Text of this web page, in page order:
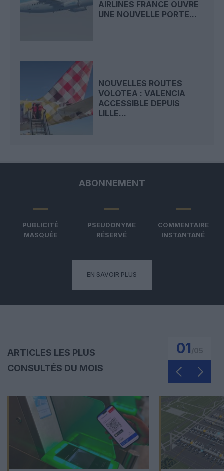
AIRLINES FRANCE OUVRE
UNE NOUVELLE PORTE...
NOUVELLES ROUTES
VOLOTEA : VALENCIA
ACCESSIBLE DEPUIS
LILLE...
ABONNEMENT
PUBLICITÉ
MASQUÉE
PSEUDONYME
RÉSERVÉ
COMMENTAIRE
INSTANTANÉ
EN SAVOIR PLUS
ARTICLES LES PLUS
CONSULTÉS DU MOIS
01